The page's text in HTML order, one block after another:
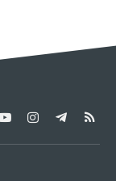
YouTubeInstagram
Telegram
RSS